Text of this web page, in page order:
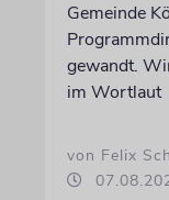
Gemeinde
gewandt.
im Wortlaut
von Felix